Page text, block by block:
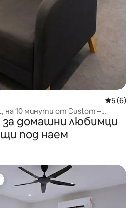
Средна
5 (6)
на 10 минути от Custom –
домашни любимци
под наем